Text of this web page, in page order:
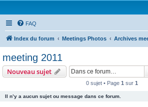
FAQ
Index du forum Meetings Photos Archives
meeting 2011
Nouveau sujet
0 sujet • Page 1 sur 1
Il n’y a aucun sujet ou message dans ce forum.